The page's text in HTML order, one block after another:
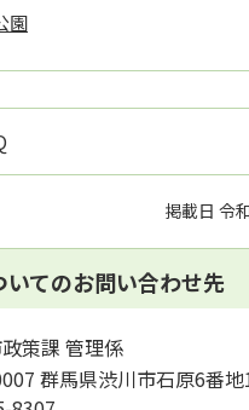
園
掲載日 令
いてのお問い合わせ先
策課 管理係
群馬県渋川市石原6番地